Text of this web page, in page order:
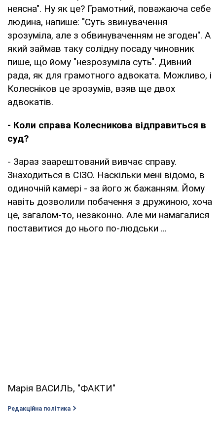
неясна". Ну як це? Грамотний, поважаюча себе
людина, напише: "Суть звинувачення
зрозуміла, але з обвинуваченням не згоден". А
який займав таку солідну посаду чиновник
пише, що йому "незрозуміла суть". Дивний
рада, як для грамотного адвоката. Можливо, і
Колесніков це зрозумів, взяв ще двох
адвокатів.
- Коли справа Колесникова відправиться в
суд?
- Зараз заарештований вивчає справу.
Знаходиться в СІЗО. Наскільки мені відомо, в
одиночній камері - за його ж бажанням. Йому
навіть дозволили побачення з дружиною, хоча
це, загалом-то, незаконно. Але ми намагалися
поставитися до нього по-людськи ...
Марія ВАСИЛЬ, "ФАКТИ"
Редакційна політика